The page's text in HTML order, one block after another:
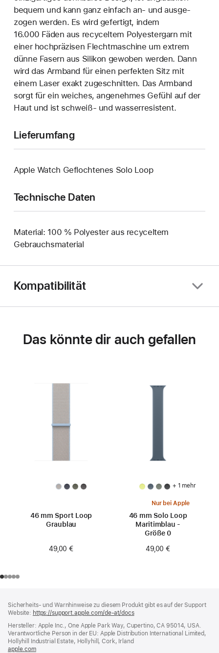
bequem und kann ganz einfach an‑ und ausge­
zogen werden. Es wird gefertigt, indem
16.000 Fäden aus recyceltem Polyester­garn mit
einer hoch­präzisen Flecht­maschine um extrem
dünne Fasern aus Silikon gewoben werden. Dann
wird das Armband für einen perfekten Sitz mit
einem Laser exakt zuge­schnitten. Das Armband
sorgt für ein weiches, angenehmes Gefühl auf der
Haut und ist schweiß- und wasser­resistent.
Lieferumfang
Apple Watch Geflochtenes Solo Loop
Technische Daten
Material: 100 % Polyester aus recyceltem
Gebrauchsmaterial
Kompatibilität
Das könnte dir auch gefallen
46 mm Sport Loop
Graublau
49,00 €
+ 1 mehr
Nur bei Apple
46 mm Solo Loop
Maritimblau -
Größe 0
49,00 €
Sicherheits- und Warnhinweise zu diesem Produkt gibt es auf der Support
Website: https://support.apple.com/de-at/docs(öffnet
neues
Fenster)
Hersteller: Apple Inc., One Apple Park Way, Cupertino, CA 95014, USA.
Verantwortliche Person in der EU: Apple Distribution International Limited,
Hollyhill Industrial Estate, Hollyhill, Cork, Irland
apple.com(öffnet